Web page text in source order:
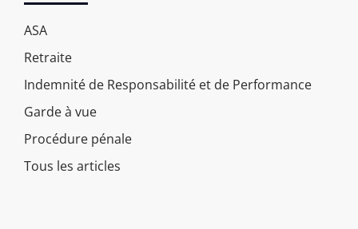
ASA
Retraite
Indemnité de Responsabilité et de Performance
Garde à vue
Procédure pénale
Tous les articles